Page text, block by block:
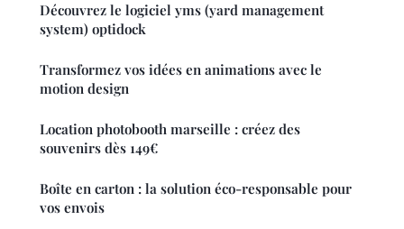
Découvrez le logiciel yms (yard management
system) optidock
Transformez vos idées en animations avec le
motion design
Location photobooth marseille : créez des
souvenirs dès 149€
Boîte en carton : la solution éco-responsable pour
vos envois